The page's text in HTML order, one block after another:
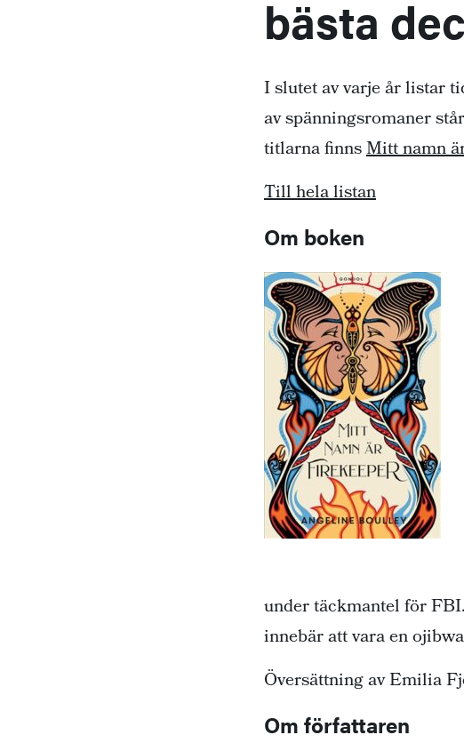
bästa
I slutet av varje år listar
av spänningsromaner
titlarna finnsMitt namn
Till hela listan
Om boken
under täckmantel för
innebär att vara en
Översättning av Emilia
Om författaren